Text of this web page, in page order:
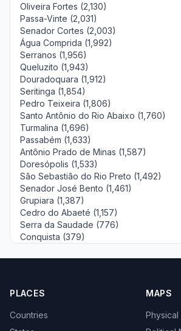
Oliveira Fortes (2,130)
Passa-Vinte (2,031)
Senador Cortes (2,003)
Água Comprida (1,992)
Serranos (1,956)
Queluzito (1,943)
Douradoquara (1,912)
Seritinga (1,854)
Pedro Teixeira (1,806)
Santo Antônio do Rio Abaixo (1,760)
Turmalina (1,696)
Passabém (1,633)
Antônio Prado de Minas (1,587)
Doresópolis (1,533)
São Sebastião do Rio Preto (1,492)
Senador José Bento (1,461)
Grupiara (1,387)
Cedro do Abaeté (1,157)
Serra da Saudade (776)
Conquista (379)
PLACES
Countries
MAPS
Physical